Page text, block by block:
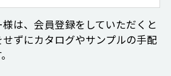
は、会員登録をしていただくと
ずにカタログやサンプルの手配